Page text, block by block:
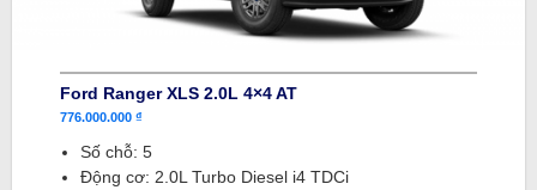
Ford Ranger XLS 2.0L 4×4 AT
776.000.000 ₫
Số chỗ: 5
Động cơ: 2.0L Turbo Diesel i4 TDCi